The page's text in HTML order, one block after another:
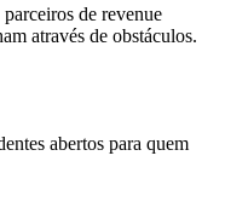
de revenue
através de obstáculos.
abertos para quem